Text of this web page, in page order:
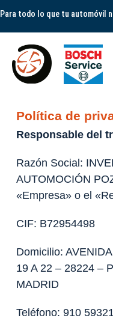
Para todo lo que tu automóvil
Política de
Responsable del
Razón Social:
AUTOMOCIÓN
«Empresa» o el
CIF: B72954498
Domicilio:
19 A 22 – 28224 –
MADRID
Teléfono: 910